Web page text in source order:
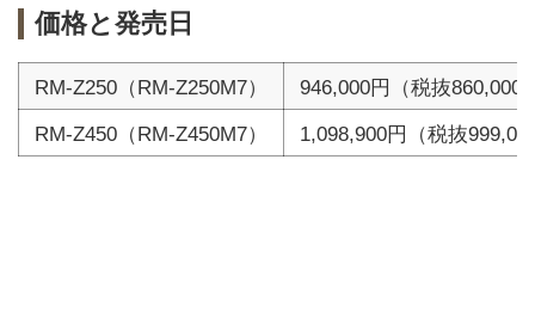
価格と発売日
RM-Z250（RM-Z250M7）
946,000円（税抜860,000
RM-Z450（RM-Z450M7）
1,098,900円（税抜